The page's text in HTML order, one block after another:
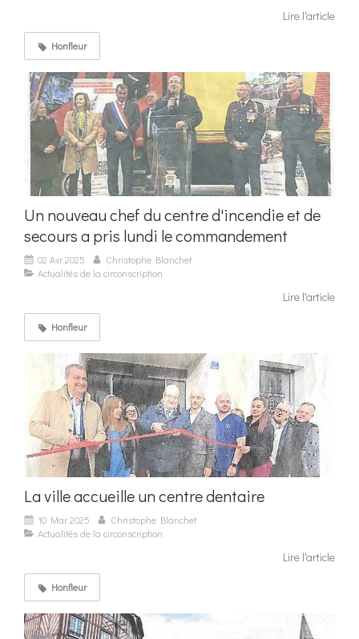
Lire l'article
Honfleur
Un nouveau chef du centre d'incendie et de
secours a pris lundi le commandement
02 Avr 2025
Christophe Blanchet
Actualités de la circonscription
Lire l'article
Honfleur
La ville accueille un centre dentaire
10 Mar 2025
Christophe Blanchet
Actualités de la circonscription
Lire l'article
Honfleur